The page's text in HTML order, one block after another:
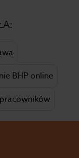
BHP online